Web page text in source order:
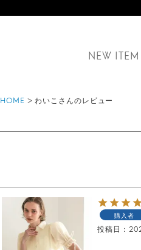
NEW ITEM
HOME わいこさんのレビュー
購入者
投稿日